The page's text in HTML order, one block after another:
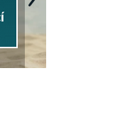
Next